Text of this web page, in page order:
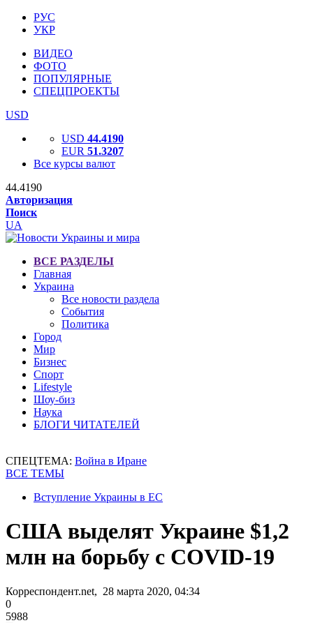
РУС
УКР
ВИДЕО
ФОТО
ПОПУЛЯРНЫЕ
СПЕЦПРОЕКТЫ
USD
USD 44.4190
EUR 51.3207
Все курсы валют
44.4190
Авторизация
Поиск
UA
ВСЕ РАЗДЕЛЫ
Главная
Украина
Все новости раздела
События
Политика
Город
Мир
Бизнес
Спорт
Lifestyle
Шоу-биз
Наука
БЛОГИ ЧИТАТЕЛЕЙ
СПЕЦТЕМА: Война в Иране
ВСЕ ТЕМЫ
Вступление Украины в ЕС
США выделят Украине $1,2
млн на борьбу с COVID-19
Корреспондент.net, 28 марта 2020, 04:34
0
5988